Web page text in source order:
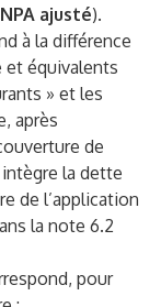
ajusté).
à la différence
et équivalents
» et les
après
de
intègre la dette
de l’application
la note 6.2
pour